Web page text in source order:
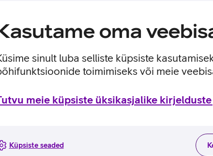
oma
sinult luba selliste küpsiste
toimimiseks või meie
meie küpsiste üksikasjalike
Küpsiste seaded
protsessor.
lugeja.
klaviatuur.
ja kiireks dokkimiseks.
krüpteerimise võimalus.
Latitude 5450 omaduste ja kasutusviisidega tootja
sülearvutile Dell Latitude 5450_EST